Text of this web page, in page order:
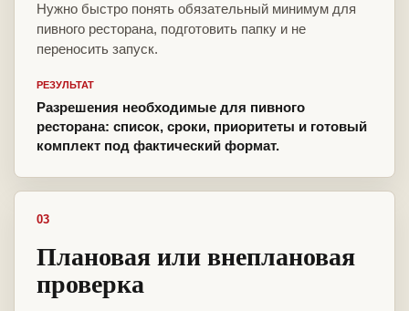
Нужно быстро понять обязательный минимум для
пивного ресторана, подготовить папку и не
переносить запуск.
РЕЗУЛЬТАТ
Разрешения необходимые для пивного
ресторана: список, сроки, приоритеты и готовый
комплект под фактический формат.
03
Плановая или внеплановая
проверка